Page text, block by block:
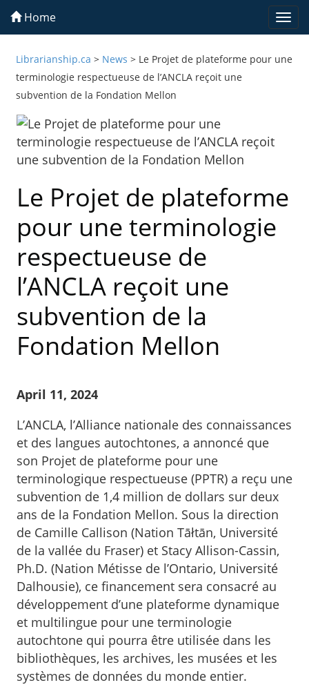
Home
Librarianship.ca > News > Le Projet de plateforme pour une
terminologie respectueuse de l’ANCLA reçoit une
subvention de la Fondation Mellon
Le Projet de plateforme
pour une terminologie
respectueuse de
l’ANCLA reçoit une
subvention de la
Fondation Mellon
April 11, 2024
L’ANCLA, l’Alliance nationale des connaissances
et des langues autochtones, a annoncé que
son Projet de plateforme pour une
terminologique respectueuse (PPTR) a reçu une
subvention de 1,4 million de dollars sur deux
ans de la Fondation Mellon. Sous la direction
de Camille Callison (Nation Tāłtān, Université
de la vallée du Fraser) et Stacy Allison-Cassin,
Ph.D. (Nation Métisse de l’Ontario, Université
Dalhousie), ce financement sera consacré au
développement d’une plateforme dynamique
et multilingue pour une terminologie
autochtone qui pourra être utilisée dans les
bibliothèques, les archives, les musées et les
systèmes de données du monde entier.